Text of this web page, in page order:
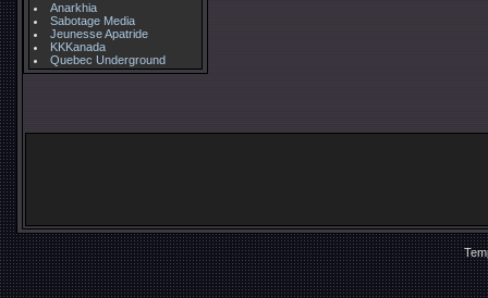
Anarkhia
Sabotage Media
Jeunesse Apatride
KKKanada
Quebec Underground